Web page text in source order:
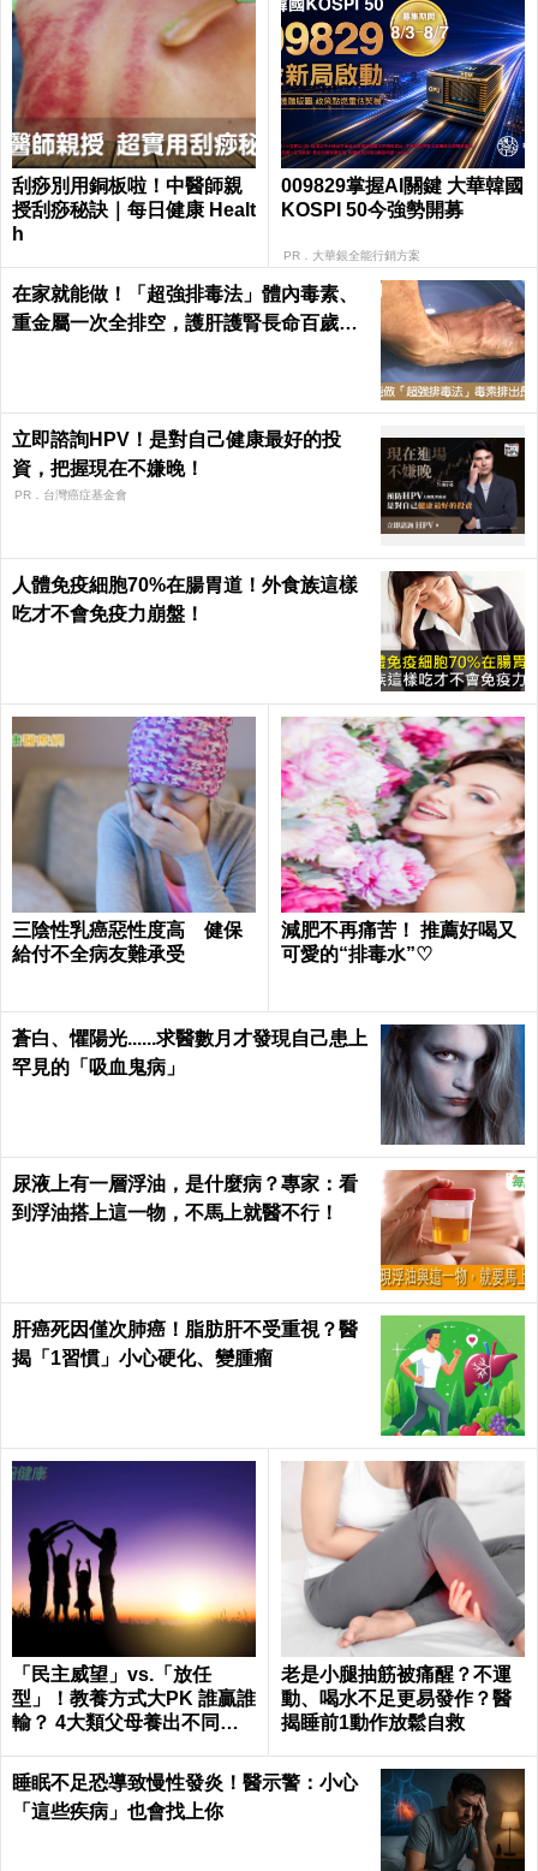
刮痧別用銅板啦！中醫師親
授刮痧秘訣｜每日健康 Healt
h
009829掌握AI關鍵 大華韓國
KOSPI 50今強勢開募
PR．大華銀全能行銷方案
在家就能做！「超強排毒法」體內毒素、
重金屬一次全排空，護肝護腎長命百歲｜
立即諮詢HPV！是對自己健康最好的投
資，把握現在不嫌晚！
PR．台灣癌症基金會
人體免疫細胞70%在腸胃道！外食族這樣
吃才不會免疫力崩盤！
三陰性乳癌惡性度高 健保
給付不全病友難承受
減肥不再痛苦！ 推薦好喝又
可愛的“排毒水”♡
蒼白、懼陽光......求醫數月才發現自己患上
罕見的「吸血鬼病」
尿液上有一層浮油，是什麼病？專家：看
到浮油搭上這一物，不馬上就醫不行！
肝癌死因僅次肺癌！脂肪肝不受重視？醫
揭「1習慣」小心硬化、變腫瘤
「民主威望」vs.「放任
型」！教養方式大PK 誰贏誰
輸？ 4大類父母養出不同性
老是小腿抽筋被痛醒？不運
動、喝水不足更易發作？醫
揭睡前1動作放鬆自救
睡眠不足恐導致慢性發炎！醫示警：小心
「這些疾病」也會找上你